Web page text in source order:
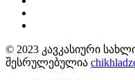
© 2023 კავკასიური
შესრულებულია